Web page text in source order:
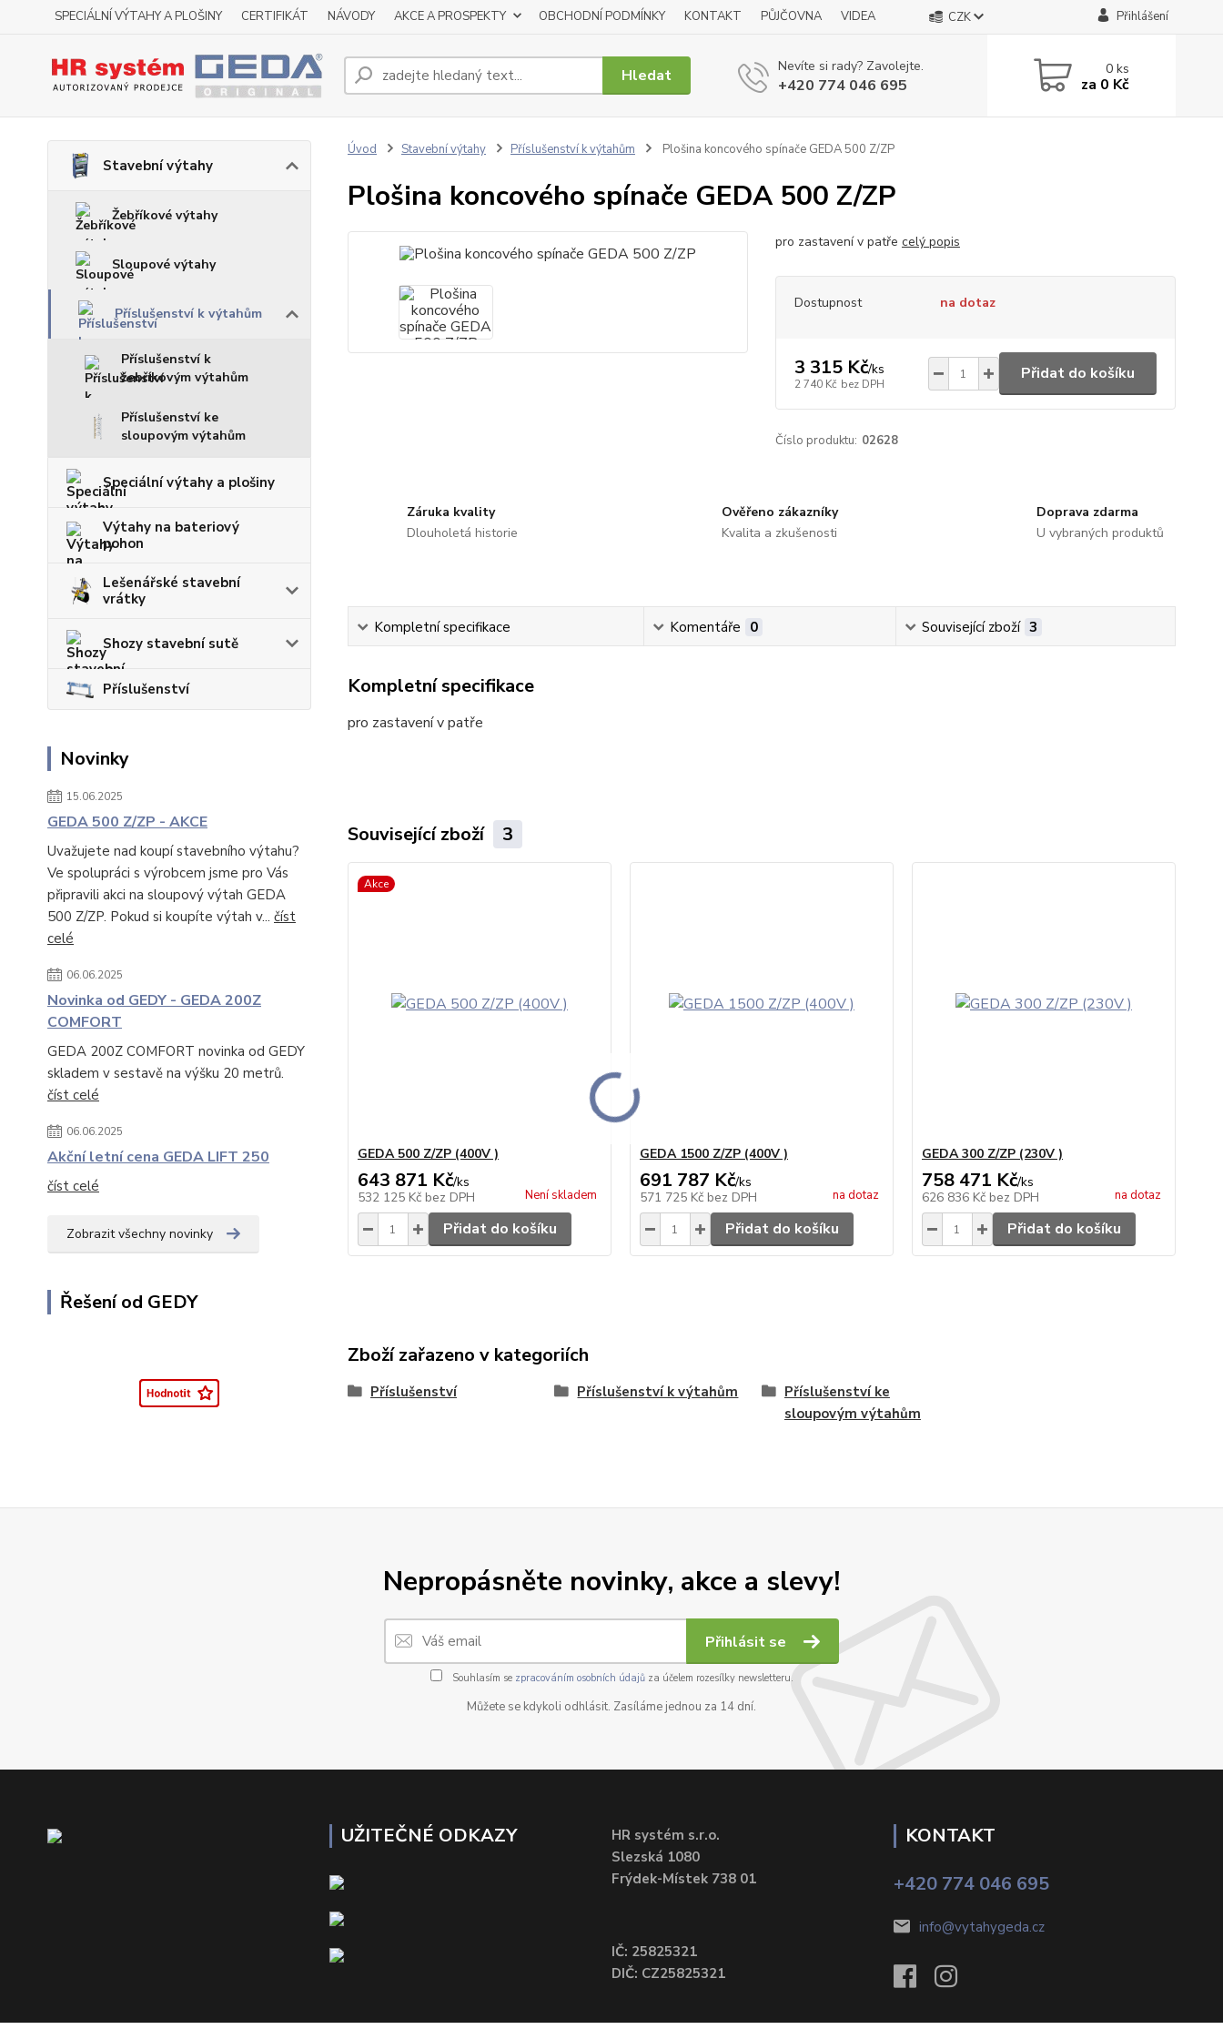
SPECIÁLNÍ VÝTAHY A PLOŠINY CERTIFIKÁT NÁVODY AKCE A PROSPEKTY OBCHODNÍ PODMÍNKY KONTAKT PŮJČOVNA VIDEA CZK Přihlášení
Hledat Nevíte si rady? Zavolejte.
+420 774 046 695
0ks
za 0 Kč
Stavební výtahy
Žebříkové výtahy
Sloupové výtahy
Příslušenství k výtahům
Příslušenství k
žebříkovým výtahům
Příslušenství ke
sloupovým výtahům
Speciální výtahy a plošiny
Výtahy na bateriový
pohon
Lešenářské stavební
vrátky
Shozy stavební sutě
Příslušenství
Novinky
15.06.2025
GEDA 500 Z/ZP - AKCE
Uvažujete nad koupí stavebního výtahu?
Ve spolupráci s výrobcem jsme pro Vás
připravili akci na sloupový výtah GEDA
500 Z/ZP. Pokud si koupíte výtah v... číst
celé
06.06.2025
Novinka od GEDY - GEDA 200Z
COMFORT
GEDA 200Z COMFORT novinka od GEDY
skladem v sestavě na výšku 20 metrů.
číst celé
06.06.2025
Akční letní cena GEDA LIFT 250
číst celé
Zobrazit všechny novinky
Řešení od GEDY
Úvod Stavební výtahy Příslušenství k výtahům Plošina koncového spínače GEDA 500 Z/ZP
Plošina koncového spínače GEDA 500 Z/ZP
pro zastavení v patře celý popis
Dostupnost na dotaz
3 315 Kč/ks
2 740 Kč bez DPH
Přidat do košíku
Číslo produktu: 02628
Záruka kvality
Dlouholetá historie
Ověřeno zákazníky
Kvalita a zkušenosti
Doprava zdarma
U vybraných produktů
Kompletní specifikace Komentáře 0 Související zboží 3
Kompletní specifikace
pro zastavení v patře
Související zboží 3
Akce
GEDA 500 Z/ZP (400V )
643 871 Kč/ks
532 125 Kč bez DPH Není skladem
Přidat do košíku
GEDA 1500 Z/ZP (400V )
691 787 Kč/ks
571 725 Kč bez DPH na dotaz
Přidat do košíku
GEDA 300 Z/ZP (230V )
758 471 Kč/ks
626 836 Kč bez DPH na dotaz
Přidat do košíku
Zboží zařazeno v kategoriích
Příslušenství Příslušenství k výtahům
Příslušenství ke
sloupovým výtahům
Nepropásněte novinky, akce a slevy!
Přihlásit se
Souhlasím se zpracováním osobních údajůza účelem rozesílky newsletteru.
Můžete se kdykoli odhlásit. Zasíláme jednou za 14 dní.
UŽITEČNÉ ODKAZY
HR systém s.r.o.
Slezská 1080
Frýdek-Místek 738 01
IČ: 25825321
DIČ: CZ25825321
KONTAKT
+420 774 046 695
info@vytahygeda.cz